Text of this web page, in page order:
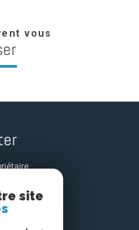
vous
site